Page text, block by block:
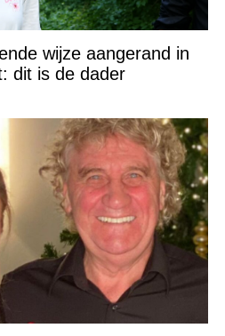
wijze aangerand in
dit is de dader